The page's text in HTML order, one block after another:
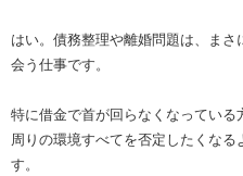
はい。債務整理や離婚問題は、ま
会う仕事です。
特に借金で首が回らなくなっている
周りの環境すべてを否定したくなる
す。